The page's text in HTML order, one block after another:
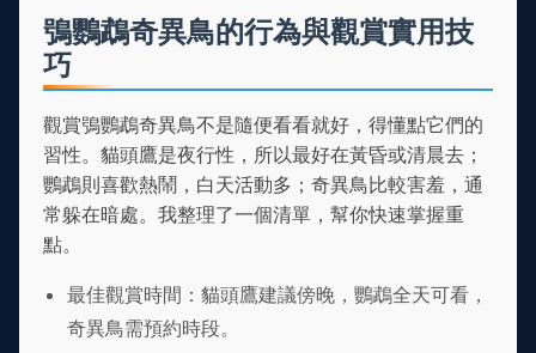
鴞鸚鵡奇異鳥的行為與觀賞實用技
巧
觀賞鴞鸚鵡奇異鳥不是隨便看看就好，得懂點它們的
習性。貓頭鷹是夜行性，所以最好在黃昏或清晨去；
鸚鵡則喜歡熱鬧，白天活動多；奇異鳥比較害羞，通
常躲在暗處。我整理了一個清單，幫你快速掌握重
點。
最佳觀賞時間：貓頭鷹建議傍晚，鸚鵡全天可看，
奇異鳥需預約時段。